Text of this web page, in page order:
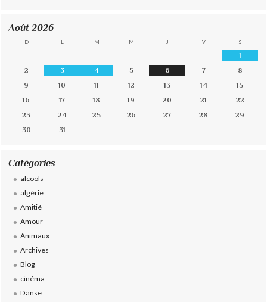
Août 2026
D L M M J V S
1
2
3 4 5 6 7
8
9
10 11 12 13 14
15
16
17 18 19 20 21
22
23
24 25 26 27 28
29
30
31
Catégories
alcools
algérie
Amitié
Amour
Animaux
Archives
Blog
cinéma
Danse